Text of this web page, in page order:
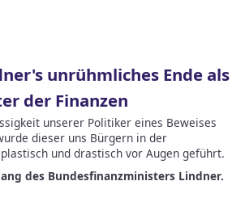
unrühmliches Ende als
der Finanzen
unserer Politiker eines Beweises
dieser uns Bürgern in der
und drastisch vor Augen geführt.
des Bundesfinanzministers Lindner.